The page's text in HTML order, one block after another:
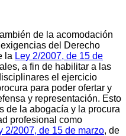
de la acomodación
del Derecho
la Ley 2/2007, de 15 de
a fin de habilitar a las
el ejercicio
para poder ofertar y
y representación. Esto
de la abogacía y la procura
profesional como
2/2007, de 15 de marzo, de